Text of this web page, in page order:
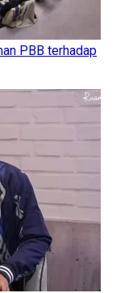
PBB terhadap